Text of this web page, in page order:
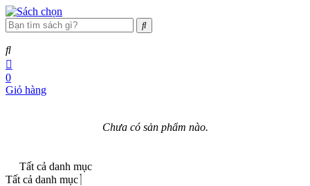
0
Giỏ hàng
Chưa có sản phẩm nào.
Tất cả danh mục
Tất cả danh mục